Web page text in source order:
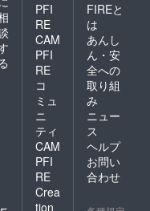
PFI
RE
CAM
PFI
RE
コ
ミュ
ニ
ティ
CAM
PFI
RE
Crea
tion
FIREと
は
あんし
ん・安
全への
取り組
み
ニュー
ス
ヘルプ
お問い
合わせ